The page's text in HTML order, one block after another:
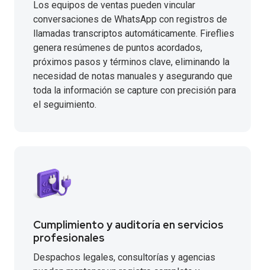
Los equipos de ventas pueden vincular
conversaciones de WhatsApp con registros de
llamadas transcriptos automáticamente. Fireflies
genera resúmenes de puntos acordados,
próximos pasos y términos clave, eliminando la
necesidad de notas manuales y asegurando que
toda la información se capture con precisión para
el seguimiento.
Cumplimiento y auditoría en servicios
profesionales
Despachos legales, consultorías y agencias